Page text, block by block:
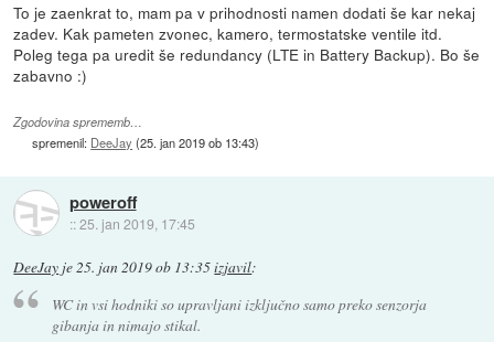
To je zaenkrat to, mam pa v prihodnosti namen dodati še kar nekaj
zadev. Kak pameten zvonec, kamero, termostatske ventile itd.
Poleg tega pa uredit še redundancy (LTE in Battery Backup). Bo še
zabavno :)
Zgodovina sprememb…
spremenil: DeeJay (25. jan 2019 ob 13:43)
poweroff
::25. jan 2019, 17:45
DeeJay je25. jan 2019 ob 13:35izjavil:
WC in vsi hodniki so upravljani izključno samo preko senzorja
gibanja in nimajo stikal.